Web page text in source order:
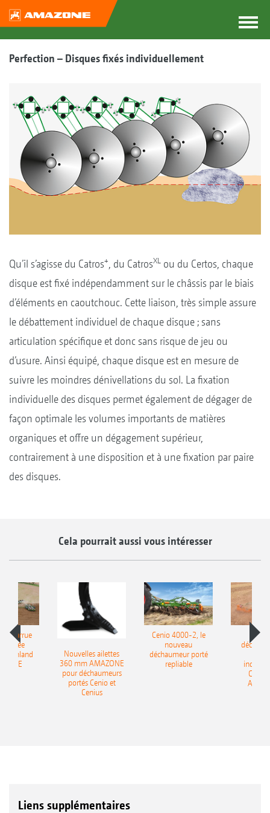
Perfection – Disques fixés individuellement
Qu’il s’agisse du Catros+ , du CatrosXL ou du Certos, chaque
disque est fixé indépendamment sur le châssis par le biais
d’éléments en caoutchouc. Cette liaison, très simple assure
le débattement individuel de chaque disque ; sans
articulation spécifique et donc sans risque de jeu ou
d’usure. Ainsi équipé, chaque disque est en mesure de
suivre les moindres dénivellations du sol. La fixation
individuelle des disques permet également de dégager de
façon optimale les volumes importants de matières
organiques et offre un dégagement supérieur,
contrairement à une disposition et à une fixation par paire
des disques.
Cela pourrait aussi vous intéresser
charrue
portée
Onland
Nouvelles ailettes
360 mm AMAZONE
pour déchaumeurs
portés Cenio et
Cenius
Cenio 4000-2, le
nouveau
déchaumeur porté
repliable
Liens supplémentaires